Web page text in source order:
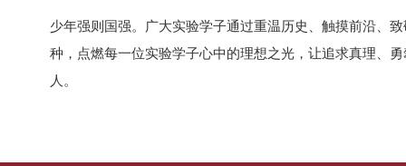
少年强则国强。广大实验学子通过重温历史、触摸前沿、
种，点燃每一位实验学子心中的理想之光，让追求真理、
人。